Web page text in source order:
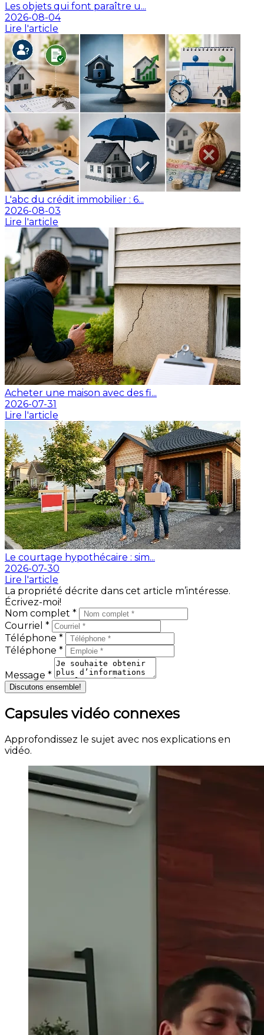
Les objets qui font paraître u...
2026-08-04
Lire l'article
L'abc du crédit immobilier : 6...
2026-08-03
Lire l'article
Acheter une maison avec des fi...
2026-07-31
Lire l'article
Le courtage hypothécaire : sim...
2026-07-30
Lire l'article
La propriété décrite dans cet article m’intéresse.
Écrivez-moi!
Nom complet *
Courriel *
Téléphone *
Téléphone *
Message *
Discutons ensemble!
Capsules vidéo connexes
Approfondissez le sujet avec nos explications en
vidéo.